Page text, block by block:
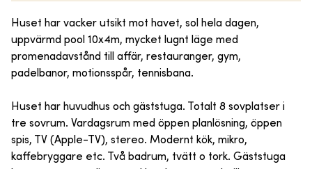
Huset har vacker utsikt mot havet, sol hela dagen,
uppvärmd pool 10x4m, mycket lugnt läge med
promenadavstånd till affär, restauranger, gym,
padelbanor, motionsspår, tennisbana.
Huset har huvudhus och gäststuga. Totalt 8 sovplatser i
tre sovrum. Vardagsrum med öppen planlösning, öppen
spis, TV (Apple-TV), stereo. Modernt kök, mikro,
kaffebryggare etc. Två badrum, tvätt o tork. Gäststuga